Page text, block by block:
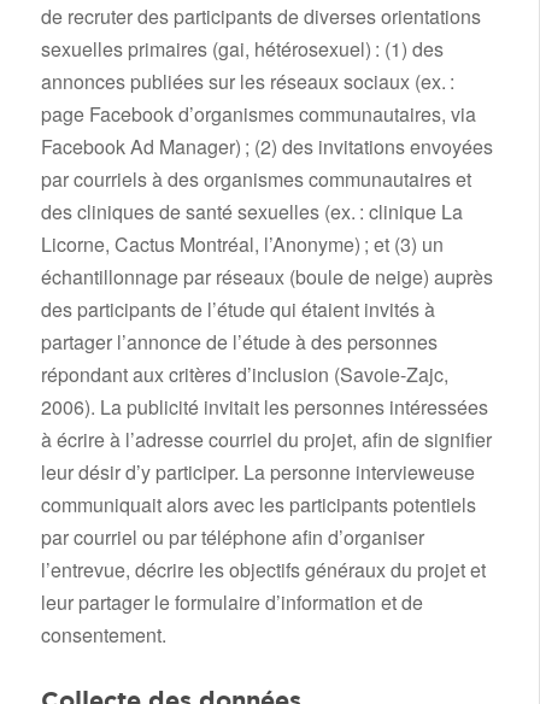
de recruter des participants de diverses orientations
sexuelles primaires (gai, hétérosexuel) : (1) des
annonces publiées sur les réseaux sociaux (ex. :
page Facebook d’organismes communautaires, via
Facebook Ad Manager) ; (2) des invitations envoyées
par courriels à des organismes communautaires et
des cliniques de santé sexuelles (ex. : clinique La
Licorne, Cactus Montréal, l’Anonyme) ; et (3) un
échantillonnage par réseaux (boule de neige) auprès
des participants de l’étude qui étaient invités à
partager l’annonce de l’étude à des personnes
répondant aux critères d’inclusion (Savoie-Zajc,
2006). La publicité invitait les personnes intéressées
à écrire à l’adresse courriel du projet, afin de signifier
leur désir d’y participer. La personne intervieweuse
communiquait alors avec les participants potentiels
par courriel ou par téléphone afin d’organiser
l’entrevue, décrire les objectifs généraux du projet et
leur partager le formulaire d’information et de
consentement.